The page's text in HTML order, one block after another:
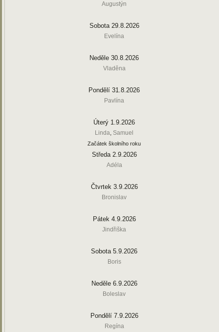
Augustýn
Sobota 29.8.2026
Evelína
Neděle 30.8.2026
Vladěna
Pondělí 31.8.2026
Pavlína
Úterý 1.9.2026
Linda, Samuel
Začátek školního roku
Středa 2.9.2026
Adéla
Čtvrtek 3.9.2026
Bronislav
Pátek 4.9.2026
Jindřiška
Sobota 5.9.2026
Boris
Neděle 6.9.2026
Boleslav
Pondělí 7.9.2026
Regína